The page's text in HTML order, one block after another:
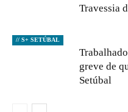
Travessia
// S+ SETÚBAL
greve de
Setúbal